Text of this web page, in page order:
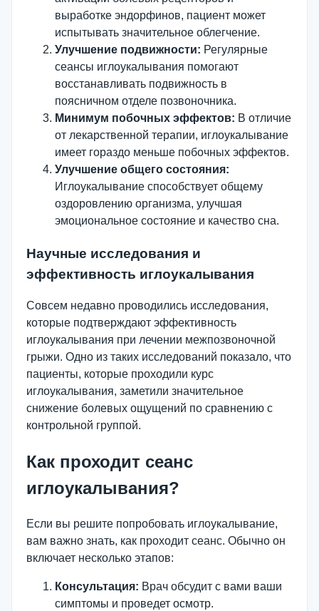
выработке эндорфинов, пациент может
испытывать значительное облегчение.
Улучшение подвижности: Регулярные
сеансы иглоукалывания помогают
восстанавливать подвижность в
поясничном отделе позвоночника.
Минимум побочных эффектов: В отличие
от лекарственной терапии, иглоукалывание
имеет гораздо меньше побочных эффектов.
Улучшение общего состояния:
Иглоукалывание способствует общему
оздоровлению организма, улучшая
эмоциональное состояние и качество сна.
Научные исследования и
эффективность иглоукалывания
Совсем недавно проводились исследования,
которые подтверждают эффективность
иглоукалывания при лечении межпозвоночной
грыжи. Одно из таких исследований показало, что
пациенты, которые проходили курс
иглоукалывания, заметили значительное
снижение болевых ощущений по сравнению с
контрольной группой.
Как проходит сеанс
иглоукалывания?
Если вы решите попробовать иглоукалывание,
вам важно знать, как проходит сеанс. Обычно он
включает несколько этапов:
Консультация: Врач обсудит с вами ваши
симптомы и проведет осмотр.